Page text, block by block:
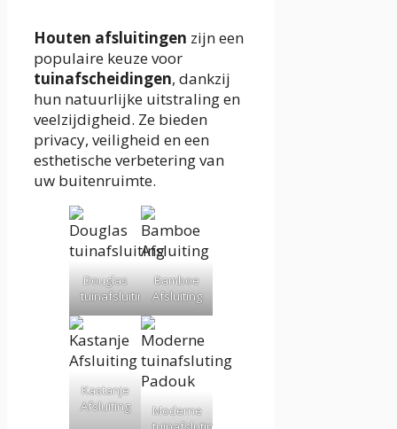
Houten afsluitingen zijn een
populaire keuze voor
tuinafscheidingen, dankzij
hun natuurlijke uitstraling en
veelzijdigheid. Ze bieden
privacy, veiligheid en een
esthetische verbetering van
uw buitenruimte.
Douglas
tuinafsluiting
Bamboe
Afsluiting
Kastanje
Afsluiting
Moderne